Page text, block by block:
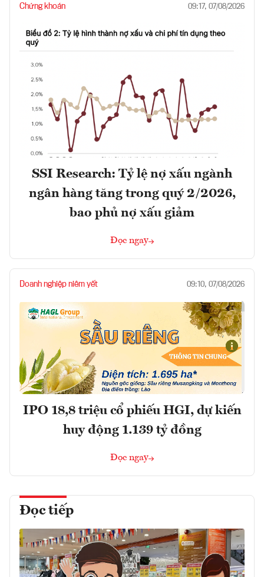
Chứng khoán 09:17, 07/08/2026
SSI Research: Tỷ lệ nợ xấu ngành
ngân hàng tăng trong quý 2/2026,
bao phủ nợ xấu giảm
Đọc ngay
Doanh nghiệp niêm yết 09:10, 07/08/2026
IPO 18,8 triệu cổ phiếu HGI, dự kiến
huy động 1.139 tỷ đồng
Đọc ngay
Đọc tiếp